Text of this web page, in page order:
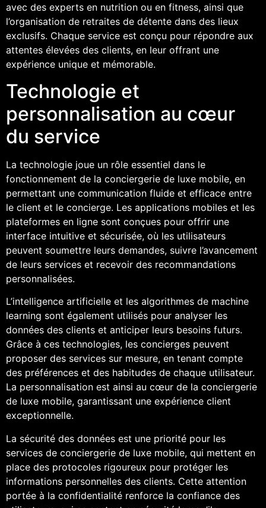
avec des experts en nutrition ou en fitness, ainsi que
l’organisation de retraites de détente dans des lieux
exclusifs. Chaque service est conçu pour répondre aux
attentes élevées des clients, en leur offrant une
expérience unique et mémorable.
Technologie et
personnalisation au cœur
du service
La technologie joue un rôle essentiel dans le
fonctionnement de la conciergerie de luxe mobile, en
permettant une communication fluide et efficace entre
le client et le concierge. Les applications mobiles et les
plateformes en ligne sont conçues pour offrir une
interface intuitive et sécurisée, où les utilisateurs
peuvent soumettre leurs demandes, suivre l’avancement
de leurs services et recevoir des recommandations
personnalisées.
L’intelligence artificielle et les algorithmes de machine
learning sont également utilisés pour analyser les
données des clients et anticiper leurs besoins futurs.
Grâce à ces technologies, les concierges peuvent
proposer des services sur mesure, en tenant compte
des préférences et des habitudes de chaque utilisateur.
La personnalisation est ainsi au cœur de la conciergerie
de luxe mobile, garantissant une expérience client
exceptionnelle.
La sécurité des données est une priorité pour les
services de conciergerie de luxe mobile, qui mettent en
place des protocoles rigoureux pour protéger les
informations personnelles des clients. Cette attention
portée à la confidentialité renforce la confiance des